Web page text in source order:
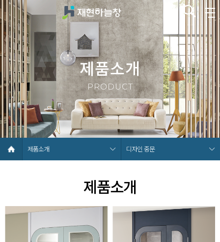
제품소개
PRODUCT
제품소개 디자인 중문
제품소개